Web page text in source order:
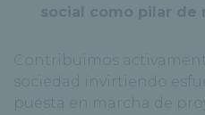
social como pilar de
Contribuimos
sociedad invirtiendo
puesta en marcha de